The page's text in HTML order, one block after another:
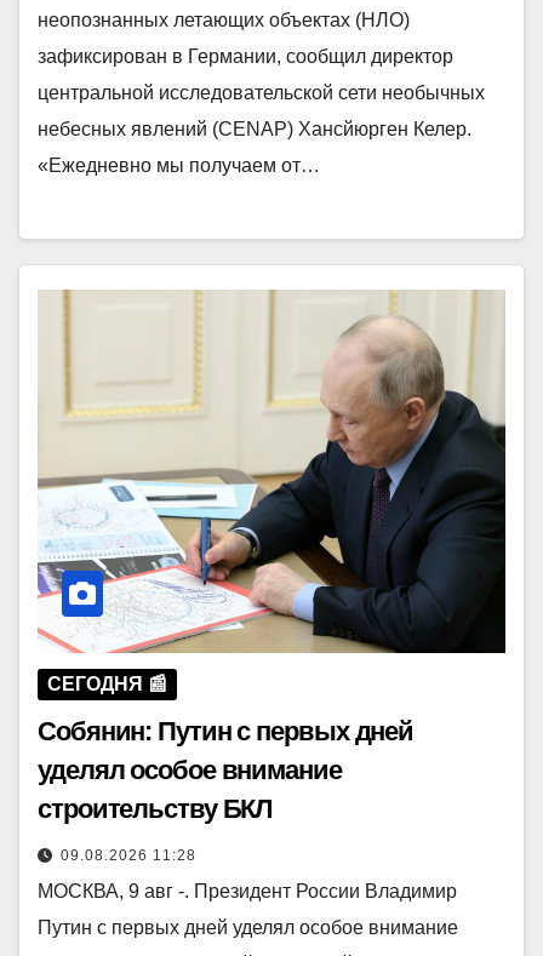
неопознанных летающих объектах (НЛО)
зафиксирован в Германии, сообщил директор
центральной исследовательской сети необычных
небесных явлений (CENAP) Хансйюрген Келер.
«Ежедневно мы получаем от…
СЕГОДНЯ 📰
Собянин: Путин с первых дней
уделял особое внимание
строительству БКЛ
09.08.2026 11:28
МОСКВА, 9 авг -. Президент России Владимир
Путин с первых дней уделял особое внимание